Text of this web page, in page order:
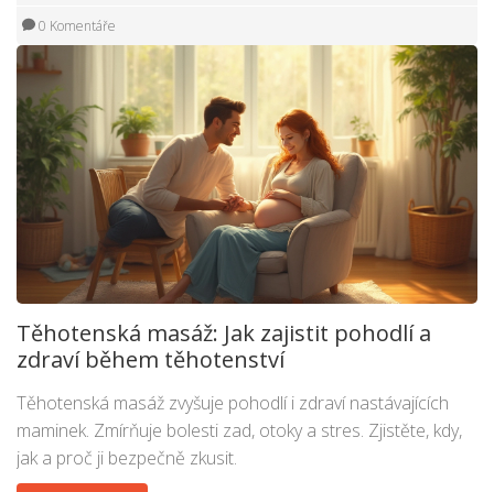
0 Komentáře
Těhotenská masáž: Jak zajistit pohodlí a
zdraví během těhotenství
Těhotenská masáž zvyšuje pohodlí i zdraví nastávajících
maminek. Zmírňuje bolesti zad, otoky a stres. Zjistěte, kdy,
jak a proč ji bezpečně zkusit.